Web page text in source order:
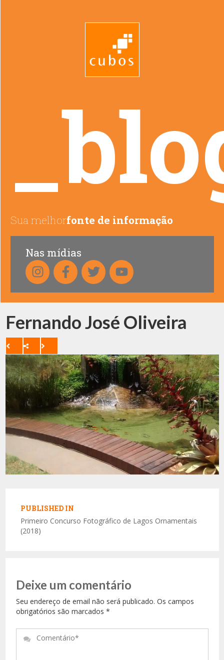
Sua melhorfonte de informação
Nas mídias
Fernando José Oliveira
de
Post
PUBLISHED IN
Primeiro Concurso Fotográfico de Lagos Ornamentais
(2018)
Deixe um comentário
Seu endereço de email não será publicado. Os campos
obrigatórios são marcados *